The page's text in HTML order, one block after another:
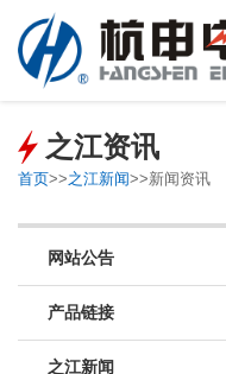
之江资讯
首页>>之江新闻>>新闻资讯
网站公告
产品链接
之江新闻